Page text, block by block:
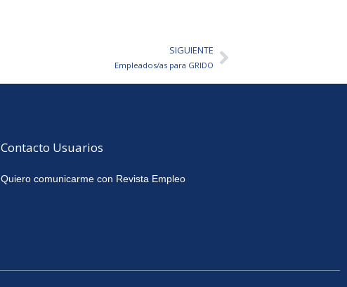
SIGUIENTE
Empleados/as para GRIDOSiguiente
Contacto Usuarios
Quiero comunicarme con Revista Empleo